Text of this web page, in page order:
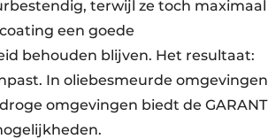
terwijl ze toch maximaal
een goede
behouden blijven. Het resultaat:
In oliebesmeurde omgevingen
omgevingen biedt de GARANT